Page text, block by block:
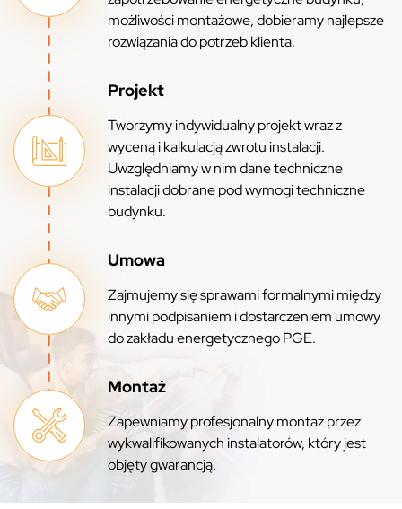
możliwości montażowe, dobieramy najlepsze
rozwiązania do potrzeb klienta.
Projekt
Tworzymy indywidualny projekt wraz z
wyceną i kalkulacją zwrotu instalacji.
Uwzględniamy w nim dane techniczne
instalacji dobrane pod wymogi techniczne
budynku.
Umowa
Zajmujemy się sprawami formalnymi między
innymi podpisaniem i dostarczeniem umowy
do zakładu energetycznego PGE.
Montaż
Zapewniamy profesjonalny montaż przez
wykwalifikowanych instalatorów, który jest
objęty gwarancją.